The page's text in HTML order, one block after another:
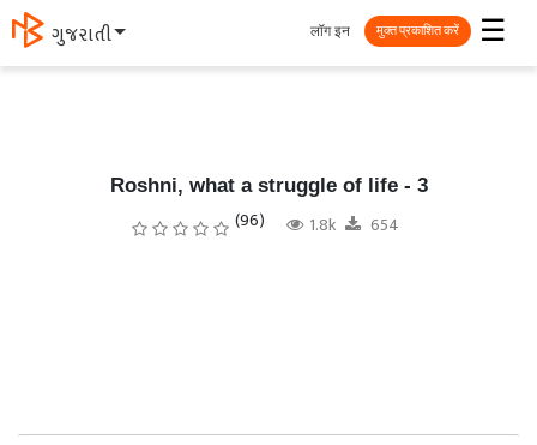
ગુજરાતી ☰
लॉग इन मुक्त प्रकाशित करें
Roshni, what a struggle of life - 3
(96) 1.8k 654